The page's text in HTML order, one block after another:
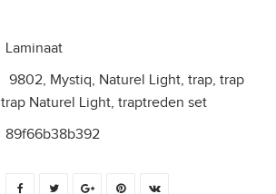
Laminaat
9802, Mystiq, Naturel Light, trap, trap
trap Naturel Light, traptreden set
89f66b38b392